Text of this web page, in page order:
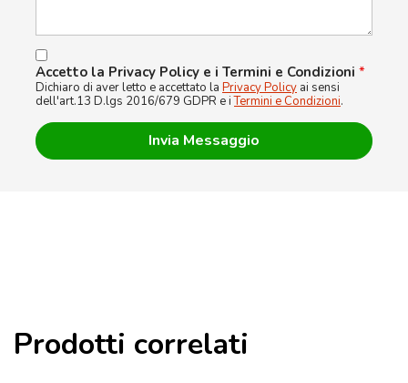
Accetto la Privacy Policy e i Termini e Condizioni *
Dichiaro di aver letto e accettato la Privacy Policy ai sensi
dell'art.13 D.lgs 2016/679 GDPR e iTermini e Condizioni.
Prodotti correlati